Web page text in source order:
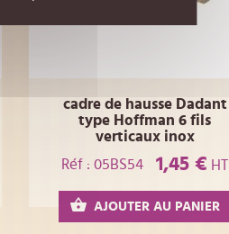
cadre de hausse Dadant
type Hoffman 6 fils
verticaux inox
Réf : 05BS54
1,45 € HT
AJOUTER AU PANIER